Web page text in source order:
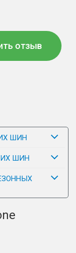
отзыв
ШИН
ШИН